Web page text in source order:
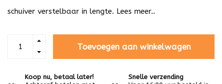
schuiver verstelbaar in lengte. Lees meer..
Toevoegen aan winkelwagen
Koop nu, betaal later! Snelle verzending